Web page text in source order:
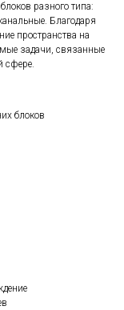
разного типа:
Благодаря
пространства на
задачи, связанные
сфере.
блоков